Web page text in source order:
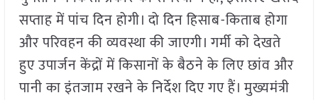
सप्ताह में पांच दिन होगी। दो दिन हिसाब-किताब होगा
और परिवहन की व्यवस्था की जाएगी। गर्मी को देखते
हुए उपार्जन केंद्रों में किसानों के बैठने के लिए छांव और
पानी का इंतजाम रखने के निर्देश दिए गए हैं। मुख्यमंत्री